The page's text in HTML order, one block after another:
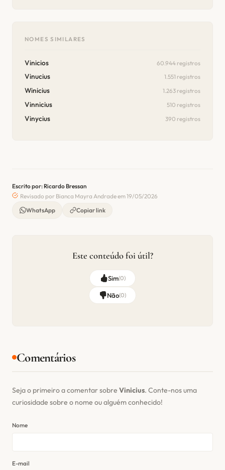
NOMES SIMILARES
Vinicios 60.944 registros
Vinucius 1.551 registros
Winicius 1.263 registros
Vinnicius 510 registros
Vinycius 390 registros
Escrito por: Ricardo Bressan
Revisado por Bianca Mayra Andrade em 19/05/2026
WhatsApp
Copiar link
Este conteúdo foi útil?
Sim(0)
Não(0)
Comentários
Seja o primeiro a comentar sobre Vinicius. Conte-nos uma
curiosidade sobre o nome ou alguém conhecido!
Nome
E-mail